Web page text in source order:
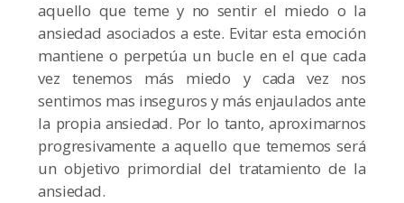
aquello que teme y no sentir el miedo o la
ansiedad asociados a este. Evitar esta emoción
mantiene o perpetúa un bucle en el que cada
vez tenemos más miedo y cada vez nos
sentimos mas inseguros y más enjaulados ante
la propia ansiedad. Por lo tanto, aproximarnos
progresivamente a aquello que tememos será
un objetivo primordial del tratamiento de la
ansiedad.